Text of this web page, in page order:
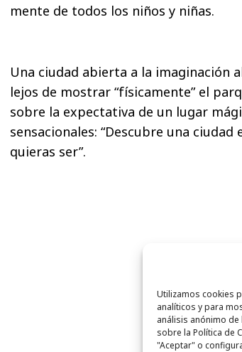
Utilizamos cookies
analíticos y para
análisis anónimo
sobre la Política de
"Aceptar" o
mente de todos los niños y niñas.
Una ciudad abierta a la imaginación
lejos de mostrar “físicamente” el
sobre la expectativa de un lugar
sensacionales: “Descubre una
quieras ser”.